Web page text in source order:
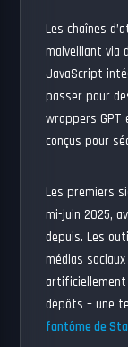
Les chaînes
malveillant via
JavaScript
passer pour
wrappers
conçus pour
Les premiers
mi-juin 2025,
depuis. Les
médias
dépôts – une
fantôme de